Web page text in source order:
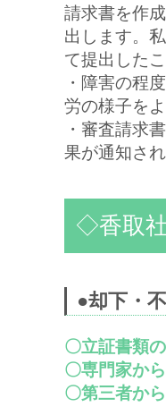
請求書を作
出します。
て提出した
・障害の程
労の様子を
・審査請求
果が通知され
◇香取
●却下・
〇立証書類
〇専門家か
〇第三者か